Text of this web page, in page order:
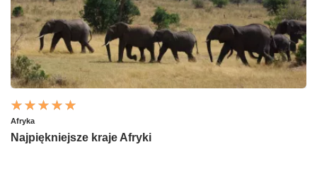
Afryka
Najpiękniejsze kraje Afryki